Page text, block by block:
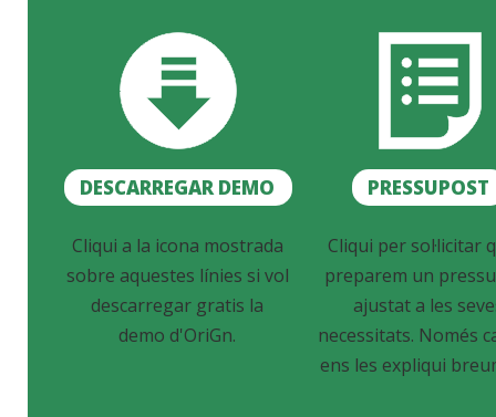
DESCARREGAR DEMO PRESSUPOST
Cliqui a la icona mostrada
sobre aquestes línies si vol
descarregar gratis la
demo d'OriGn.
Cliqui per sol·licitar
preparem un
ajustat a les
necessitats. Només
ens les expliqui